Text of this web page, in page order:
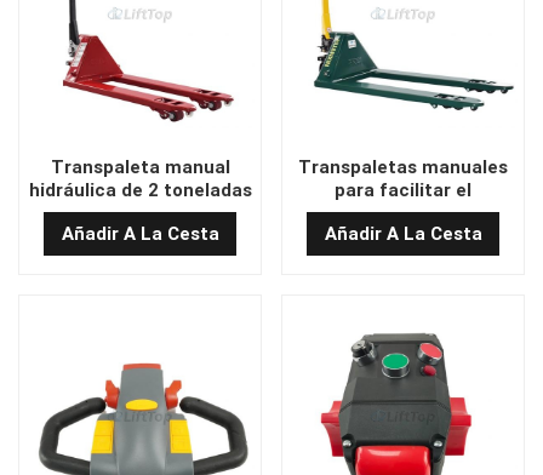
Transpaleta manual
hidráulica de 2 toneladas
con horquillas de 1150
mm de longitud
Añadir A La Cesta
Transpaletas manuales
para facilitar el
movimiento de paletas
550x1150
Añadir A La Cesta